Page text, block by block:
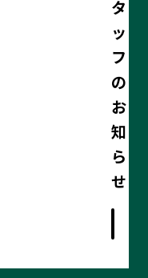
タ
ッ
フ
の
お
知
ら
せ記
る